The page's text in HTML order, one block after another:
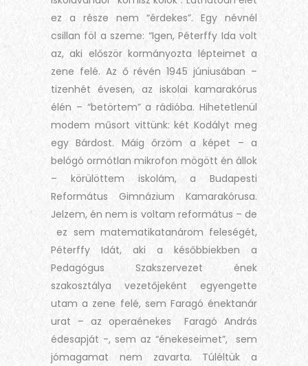
ez a része nem “érdekes”. Egy névnél
csillan föl a szeme: “Igen, Péterffy Ida volt
az, aki először kormányozta lépteimet a
zene felé. Az ő révén 1945 júniusában –
tizenhét évesen, az iskolai kamarakórus
élén – “betörtem” a rádióba. Hihetetlenül
modem műsort vittünk: két Kodályt meg
egy Bárdost. Máig őrzöm a képet – a
belógó ormótlan mikrofon mögött én állok
– körülöttem iskolám, a Budapesti
Református Gimnázium Kamarakórusa.
Jelzem, én nem is voltam református – de
ez sem matematikatanárom feleségét,
Péterffy Idát, aki a későbbiekben a
Pedagógus Szakszervezet ének
szakosztálya vezetőjeként egyengette
utam a zene felé, sem Faragó énektanár
urat – az operaénekes Faragó András
édesapját -, sem az “énekeseimet”, sem
jómagamat nem zavarta. Túléltük a